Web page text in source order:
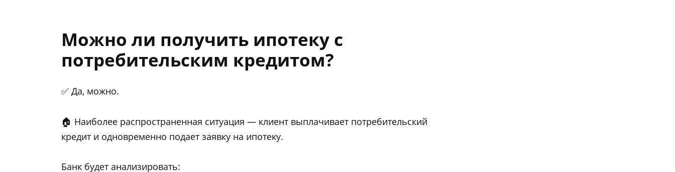
Можно ли получить ипотеку с
потребительским кредитом?
✅ Да, можно.
🏠 Наиболее распространенная ситуация — клиент выплачивает потребительский
кредит и одновременно подает заявку на ипотеку.
Банк будет анализировать: